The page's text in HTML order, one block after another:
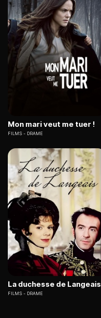
Mon mari veut me tuer !
FILMS DRAME
La duchesse de Langeais
FILMS DRAME